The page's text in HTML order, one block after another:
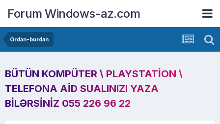
Forum Windows-az.com
Ordan-burdan
BÜTÜN KOMPÜTER \ PLAYSTATION \
TELEFONA AID SUALINIZI YAZA
BILƏRSINIZ 055 226 96 22